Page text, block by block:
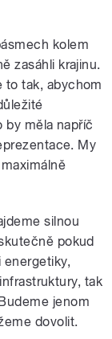
kolem
zasáhli krajinu.
to tak, abychom
by měla napříč
My
silnou
pokud
tak
jenom
dovolit.